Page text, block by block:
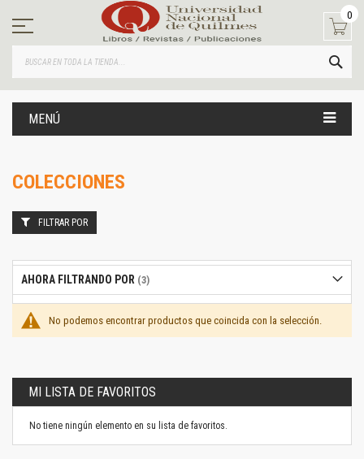
contenido
0
MENÚ
COLECCIONES
No podemos encontrar productos que coincida con la selección.
FILTRAR POR
AHORA FILTRANDO POR
MI LISTA DE FAVORITOS
No tiene ningún elemento en su lista de favoritos.